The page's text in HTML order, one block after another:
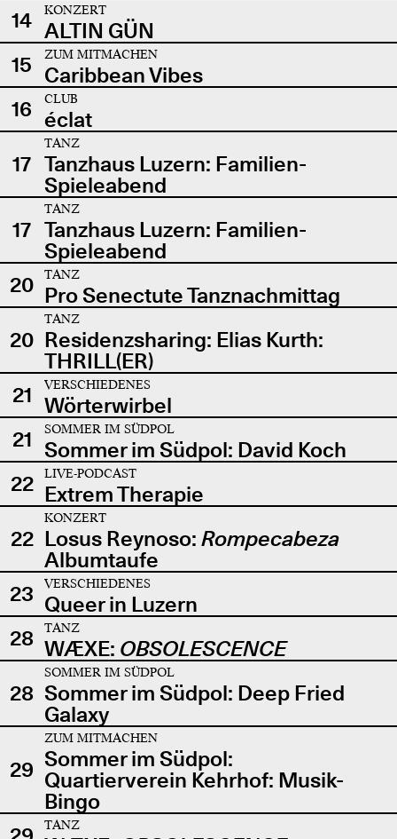
14
KONZERT
ALTIN GÜN
15
ZUM MITMACHEN
Caribbean Vibes
16
CLUB
éclat
17
TANZ
Tanzhaus Luzern: Familien-
Spieleabend
17
TANZ
Tanzhaus Luzern: Familien-
Spieleabend
20
TANZ
Pro Senectute Tanznachmittag
20
TANZ
Residenzsharing: Elias Kurth:
THRILL(ER)
21
VERSCHIEDENES
Wörterwirbel
21
SOMMER IM SÜDPOL
Sommer im Südpol: David Koch
22
LIVE-PODCAST
Extrem Therapie
22
KONZERT
Losus Reynoso: Rompecabeza
Albumtaufe
23
VERSCHIEDENES
Queer in Luzern
28
TANZ
WÆXE: OBSOLESCENCE
28
SOMMER IM SÜDPOL
Sommer im Südpol: Deep Fried
Galaxy
29
ZUM MITMACHEN
Sommer im Südpol:
Quartierverein Kehrhof: Musik-
Bingo
TANZ